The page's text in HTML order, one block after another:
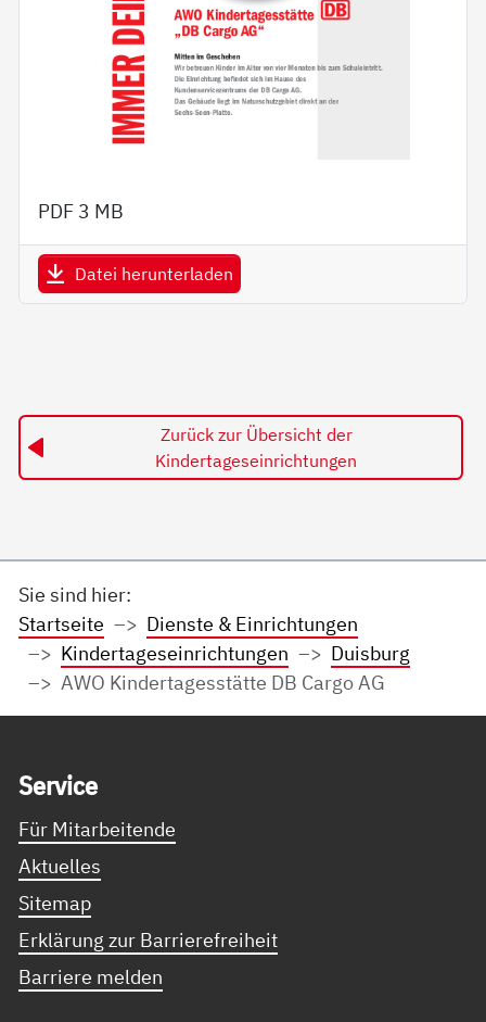
PDF 3 MB
Datei herunterladen
Zurück zur Übersicht der
Kindertageseinrichtungen
Sie sind hier:
Startseite
Dienste & Einrichtungen
Kindertageseinrichtungen
Duisburg
AWO Kindertagesstätte DB Cargo AG
Ser­vice
Für Mitarbeitende
Aktuelles
Sitemap
Erklärung zur Barrierefreiheit
Barriere melden